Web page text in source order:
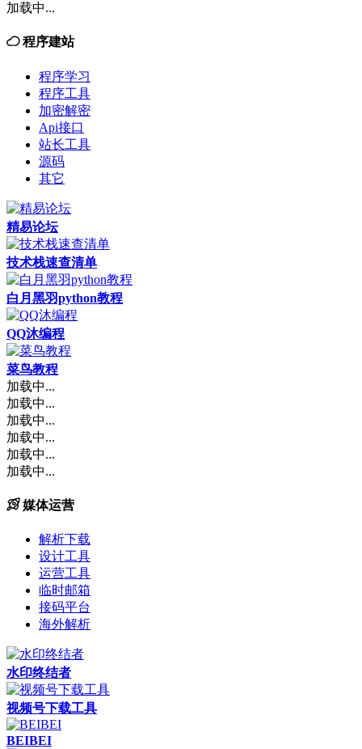
加载中...
程序建站
程序学习
程序工具
加密解密
Api接口
站长工具
源码
其它
精易论坛
技术栈速查清单
白月黑羽python教程
QQ沐编程
菜鸟教程
加载中...
加载中...
加载中...
加载中...
加载中...
加载中...
媒体运营
解析下载
设计工具
运营工具
临时邮箱
接码平台
海外解析
水印终结者
视频号下载工具
BEIBEI